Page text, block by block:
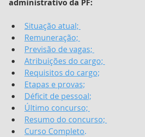
administrativo da PF:
Situação atual;
Remuneração;
Previsão de vagas;
Atribuições do cargo;
Requisitos do cargo;
Etapas e provas;
Déficit de pessoal;
Último concurso;
Resumo do concurso;
Curso Completo.